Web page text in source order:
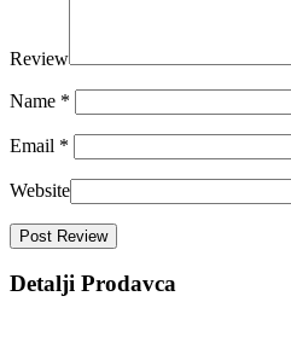
Review
Name *
Email *
Website
Detalji Prodavca